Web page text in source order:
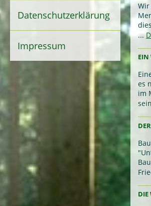
Datenschutzerklärung
Impressum
...
EIN
es
im
DIE